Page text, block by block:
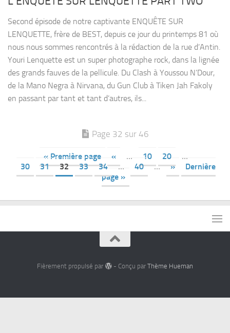
Second épisode de notre captivante ENQUÊTE SUR
LENQUETTE, frère de BEST, depuis ce jour du printemps 81 où
nous nous sommes rencontrés à la rédaction de la rue d’Antin.
Youri Lenquette est un super photographe rock, dans la lignée
des grands fauves de la pellicule. Du Clash à Youssou N’Dour,
de la Mano Negra à Nirvana, du Gun Club à Tiken Jah Fakoly
en passant par tant et tant d’autres, ils...
Page 32 sur 46
« Première page « … 10 20
…
30
31 32 33 34 … 40 … »
Dernière
page »
Fièrement propulsé par - Conçu par Thème Hueman